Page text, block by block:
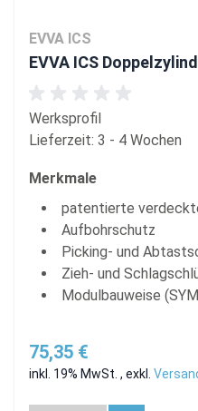
EVVA ICS
EVVA ICS
Werksprofil
Lieferzeit: 3 - 4 Wochen
Merkmale
patentierte
Aufbohrschutz
Picking- und
Zieh- und
Modulbauweise
75,35 €
inkl. 19% MwSt. , exkl.